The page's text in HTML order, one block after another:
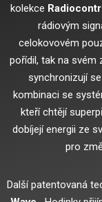
kolekce
rádiovým
celokovovém
pořídil, tak na svém
synchronizují
kombinaci se
kteří chtějí
dobíjejí energii ze
pro
Další patentovaná